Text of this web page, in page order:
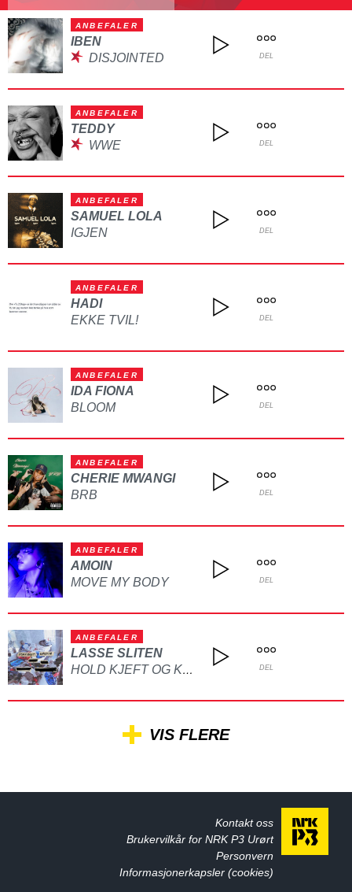
ANBEFALER
IBEN
DISJOINTED
DEL
ANBEFALER
TEDDY
WWE
DEL
ANBEFALER
SAMUEL LOLA
IGJEN
DEL
ANBEFALER
HADI
EKKE TVIL!
DEL
ANBEFALER
IDA FIONA
BLOOM
DEL
ANBEFALER
CHERIE MWANGI
BRB
DEL
ANBEFALER
AMOIN
MOVE MY BODY
DEL
ANBEFALER
LASSE SLITEN
HOLD KJEFT OG KYSS MEG DEL
VIS FLERE
Kontakt oss
Brukervilkår for NRK P3 Urørt
Personvern
Informasjonerkapsler (cookies)